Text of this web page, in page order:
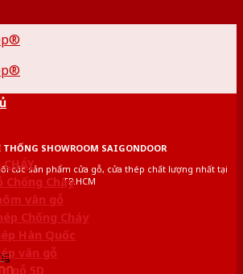
THỐNG SHOWROOM SAIGONDOOR
các sản phẩm cửa gỗ, cửa thép chất lượng nhất tại
TP.HCM
Chống Cháy
vân gỗ
Chống Cháy
Hàn Quốc
vân gỗ
gỗ 5D